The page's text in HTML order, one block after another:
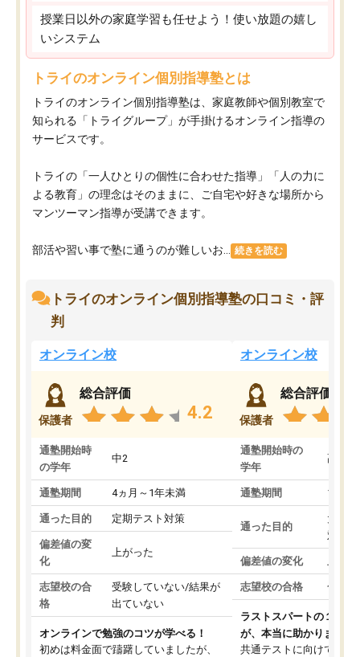
授業日以外の家庭学習も任せよう！使い放題の嬉し
いシステム
トライのオンライン個別指導塾とは
トライのオンライン個別指導塾は、家庭教師や個別教室で
知られる「トライグループ」が手掛けるオンライン指導の
サービスです。
トライの「一人ひとりの個性に合わせた指導」「人の力に
よる教育」の理念はそのままに、ご自宅や好きな場所から
マンツーマン指導が受講できます。
部活や習い事で塾に通うのが難しいお... 続きを読む
トライのオンライン個別指導塾の口コミ・評
判
オンライン校
保護者
総合評価
4.2
通塾開始時
の学年
中2
通塾期間 4ヵ月～1年未満
通った目的 定期テスト対策
偏差値の変
化
上がった
志望校の合
格
受験していない/結果が
出ていない
オンラインで勉強のコツが学べる！
初めは料金面で躊躇していましたが、
オンライン校
保護者
総合評価
通塾開始時の
学年
高3
通塾期間 1～3
通った目的
大学
対策
偏差値の変化 上が
志望校の合格 合格
ラストスパートの１か月
が、本当に助かりました
共通テストに向けての追